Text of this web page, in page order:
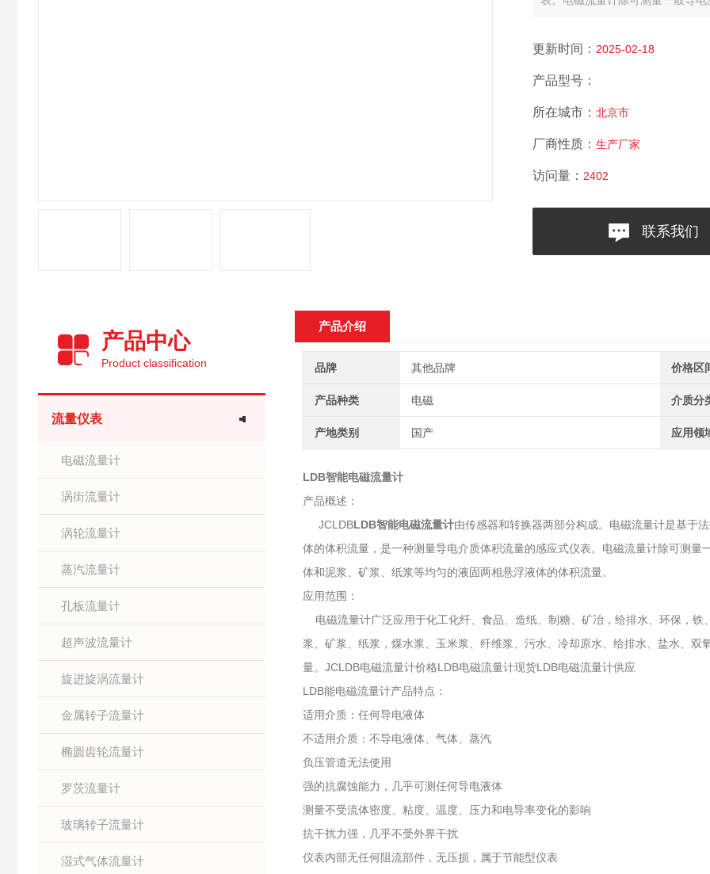
更新时间： 2025-02-18
产品型号：
所在城市： 北京市
厂商性质： 生产厂家
访问量： 2402
联系我们
产品中心
Product classification
流量仪表
电磁流量计
涡街流量计
涡轮流量计
蒸汽流量计
孔板流量计
超声波流量计
旋进旋涡流量计
金属转子流量计
椭圆齿轮流量计
罗茨流量计
玻璃转子流量计
湿式气体流量计
产品介绍
品牌 其他品牌 价格区
产品种类 电磁 介质分
产地类别 国产 应用领
LDB智能电磁流量计
产品概述：
JCLDBLDB智能电磁流量计由传感器和转换器两部分构成。电磁流量计是基于
体的体积流量，是一种测量导电介质体积流量的感应式仪表。电磁流量计除可测
体和泥浆、矿浆、纸浆等均匀的液固两相悬浮液体的体积流量。
应用范围：
电磁流量计广泛应用于化工化纤、食品、造纸、制糖、矿冶，给排水、环保，
浆、矿浆、纸浆，煤水浆、玉米浆、纤维浆、污水、冷却原水、给排水、盐水、
量。JCLDB电磁流量计价格LDB电磁流量计现货LDB电磁流量计供应
LDB能电磁流量计产品特点：
适用介质：任何导电液体
不适用介质：不导电液体、气体、蒸汽
负压管道无法使用
强的抗腐蚀能力，几乎可测任何导电液体
测量不受流体密度、粘度、温度、压力和电导率变化的影响
抗干扰力强，几乎不受外界干扰
仪表内部无任何阻流部件，无压损，属于节能型仪表